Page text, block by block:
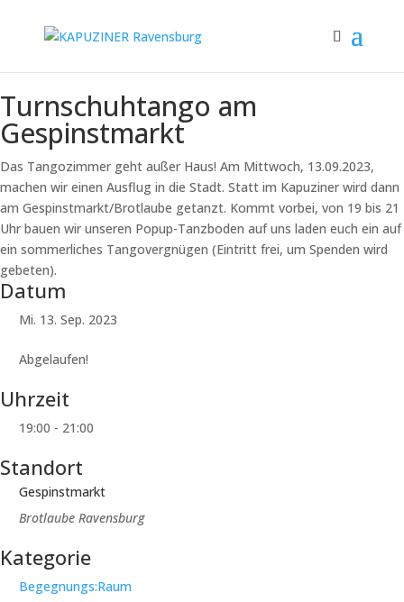
Turnschuhtango am
Gespinstmarkt
Das Tangozimmer geht außer Haus! Am Mittwoch, 13.09.2023,
machen wir einen Ausflug in die Stadt. Statt im Kapuziner wird dann
am Gespinstmarkt/Brotlaube getanzt. Kommt vorbei, von 19 bis 21
Uhr bauen wir unseren Popup-Tanzboden auf uns laden euch ein auf
ein sommerliches Tangovergnügen (Eintritt frei, um Spenden wird
gebeten).
Datum
Mi. 13. Sep. 2023
Abgelaufen!
Uhrzeit
19:00 - 21:00
Standort
Gespinstmarkt
Brotlaube Ravensburg
Kategorie
Begegnungs:Raum